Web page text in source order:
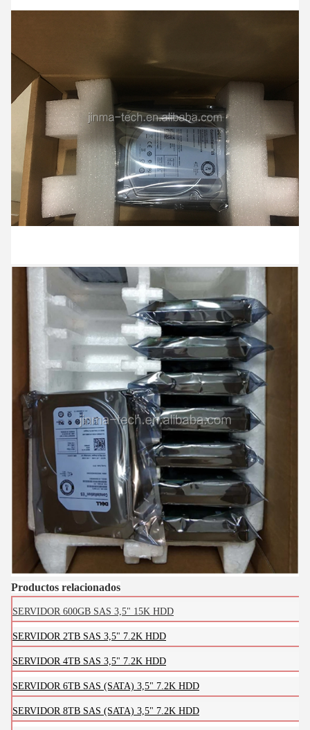
Productos relacionados
SERVIDOR 600GB SAS 3,5" 15K HDD
SERVIDOR 2TB SAS 3,5" 7.2K HDD
SERVIDOR 4TB SAS 3,5" 7.2K HDD
SERVIDOR 6TB SAS (SATA) 3,5" 7.2K HDD
SERVIDOR 8TB SAS (SATA) 3,5" 7.2K HDD